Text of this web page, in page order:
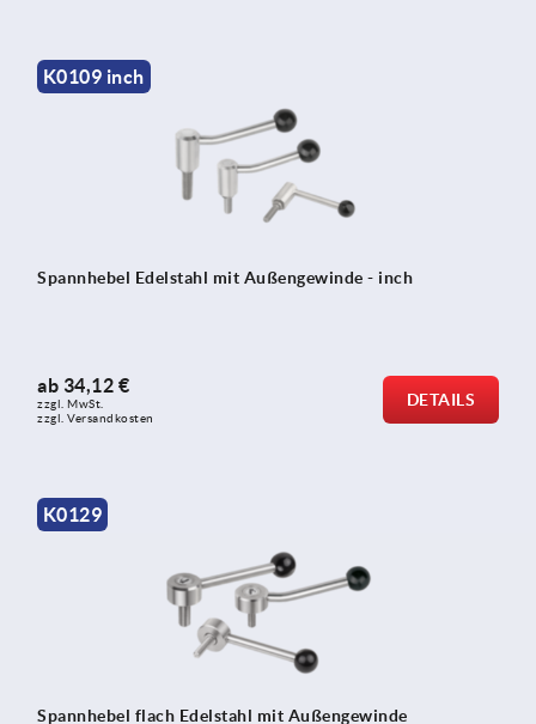
K0109 inch
Spannhebel Edelstahl mit Außengewinde - inch
ab 34,12 €
zzgl. MwSt.
zzgl. Versandkosten
DETAILS
K0129
Spannhebel flach Edelstahl mit Außengewinde